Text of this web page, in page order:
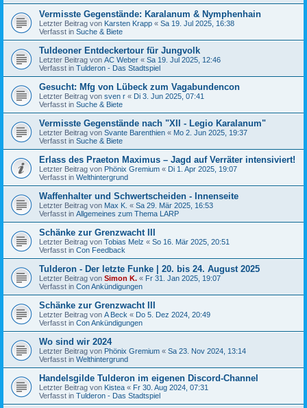
Vermisste Gegenstände: Karalanum & Nymphenhain
Letzter Beitrag von Karsten Krapp « Sa 19. Jul 2025, 16:38
Verfasst in Suche & Biete
Tuldeoner Entdeckertour für Jungvolk
Letzter Beitrag von AC Weber « Sa 19. Jul 2025, 12:46
Verfasst in Tulderon - Das Stadtspiel
Gesucht: Mfg von Lübeck zum Vagabundencon
Letzter Beitrag von sven r « Di 3. Jun 2025, 07:41
Verfasst in Suche & Biete
Vermisste Gegenstände nach "XII - Legio Karalanum"
Letzter Beitrag von Svante Barenthien « Mo 2. Jun 2025, 19:37
Verfasst in Suche & Biete
Erlass des Praeton Maximus – Jagd auf Verräter intensiviert!
Letzter Beitrag von Phönix Gremium « Di 1. Apr 2025, 19:07
Verfasst in Welthintergrund
Waffenhalter und Schwertscheiden - Innenseite
Letzter Beitrag von Max K. « Sa 29. Mär 2025, 16:53
Verfasst in Allgemeines zum Thema LARP
Schänke zur Grenzwacht III
Letzter Beitrag von Tobias Melz « So 16. Mär 2025, 20:51
Verfasst in Con Feedback
Tulderon - Der letzte Funke | 20. bis 24. August 2025
Letzter Beitrag von Simon K. « Fr 31. Jan 2025, 19:07
Verfasst in Con Ankündigungen
Schänke zur Grenzwacht III
Letzter Beitrag von A Beck « Do 5. Dez 2024, 20:49
Verfasst in Con Ankündigungen
Wo sind wir 2024
Letzter Beitrag von Phönix Gremium « Sa 23. Nov 2024, 13:14
Verfasst in Welthintergrund
Handelsgilde Tulderon im eigenen Discord-Channel
Letzter Beitrag von Kistea « Fr 30. Aug 2024, 07:31
Verfasst in Tulderon - Das Stadtspiel